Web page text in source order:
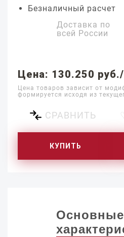
Безналичный расчет
Доставка по
всей России
Цена: 130.250
Цена товаров зависит от
формируется исходя из
СРАВНИТЬ
КУПИТЬ
Основные